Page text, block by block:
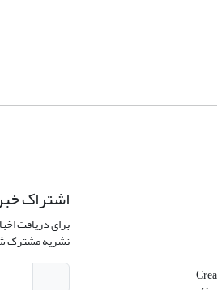
اشتراک
برای دریافت
نشریه مشترک